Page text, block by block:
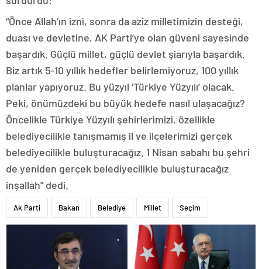
“Önce Allah’ın izni, sonra da aziz milletimizin desteği,
duası ve devletine, AK Parti’ye olan güveni sayesinde
başardık. Güçlü millet, güçlü devlet şiarıyla başardık.
Biz artık 5-10 yıllık hedefler belirlemiyoruz, 100 yıllık
planlar yapıyoruz. Bu yüzyıl ‘Türkiye Yüzyılı’ olacak.
Peki, önümüzdeki bu büyük hedefe nasıl ulaşacağız?
Öncelikle Türkiye Yüzyılı şehirlerimizi, özellikle
belediyecilikle tanışmamış il ve ilçelerimizi gerçek
belediyecilikle buluşturacağız. 1 Nisan sabahı bu şehri
de yeniden gerçek belediyecilikle buluşturacağız
inşallah” dedi.
Ak Parti Bakan Belediye Millet Seçim